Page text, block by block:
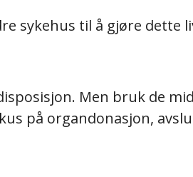
sykehus til å gjøre dette
Men bruk de
på organdonasjon,